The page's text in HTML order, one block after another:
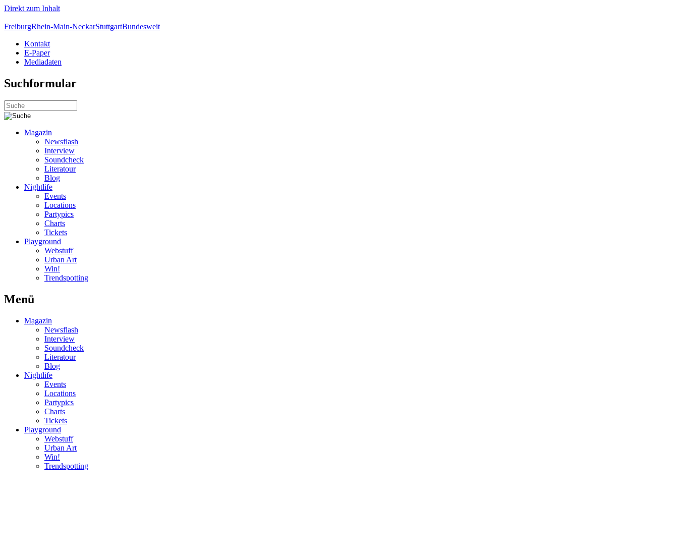
Direkt zum Inhalt
FreiburgRhein-Main-NeckarStuttgartBundesweit
Kontakt
E-Paper
Mediadaten
Suchformular
Magazin
Newsflash
Interview
Soundcheck
Literatour
Blog
Nightlife
Events
Locations
Partypics
Charts
Tickets
Playground
Webstuff
Urban Art
Win!
Trendspotting
Menü
Magazin
Newsflash
Interview
Soundcheck
Literatour
Blog
Nightlife
Events
Locations
Partypics
Charts
Tickets
Playground
Webstuff
Urban Art
Win!
Trendspotting